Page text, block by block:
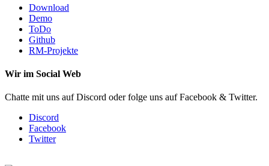
Download
Demo
ToDo
Github
RM-Projekte
Wir im Social Web
Chatte mit uns auf Discord oder folge uns auf Facebook & Twitter.
Discord
Facebook
Twitter